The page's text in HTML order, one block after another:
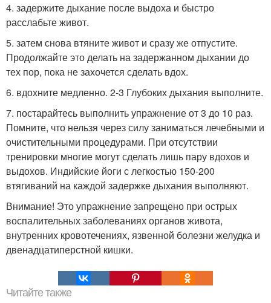
4. задержите дыхание после выдоха и быстро
расслабьте живот.
5. затем снова втяните живот и сразу же отпустите.
Продолжайте это делать на задержанном дыхании до
тех пор, пока не захочется сделать вдох.
6. вдохните медленно. 2-3 Глубоких дыхания выполните.
7. постарайтесь выполнить упражнение от 3 до 10 раз.
Помните, что нельзя через силу заниматься лечебными и
очистительными процедурами. При отсутствии
тренировки многие могут сделать лишь пару вдохов и
выдохов. Индийские йоги с легкостью 150-200
втягиваний на каждой задержке дыхания выполняют.
Внимание! Это упражнение запрещено при острых
воспалительных заболеваниях органов живота,
внутренних кровотечениях, язвенной болезни желудка и
двенадцатиперстной кишки.
Читайте также